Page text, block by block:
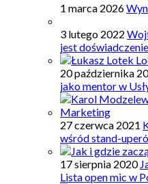
1 marca 2026
3 lutego 2022
jest doświadczenie
20 października
jako mentor w
27 czerwca 2021
wśród stand-
17 sierpnia 2020
Lista open mic w